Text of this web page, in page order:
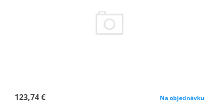
123,74 € Na objednávku